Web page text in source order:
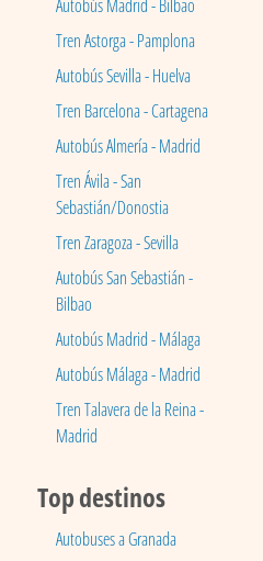
Autobús Madrid - Bilbao
Tren Astorga - Pamplona
Autobús Sevilla - Huelva
Tren Barcelona - Cartagena
Autobús Almería - Madrid
Tren Ávila - San
Sebastián/Donostia
Tren Zaragoza - Sevilla
Autobús San Sebastián -
Bilbao
Autobús Madrid - Málaga
Autobús Málaga - Madrid
Tren Talavera de la Reina -
Madrid
Top destinos
Autobuses a Granada